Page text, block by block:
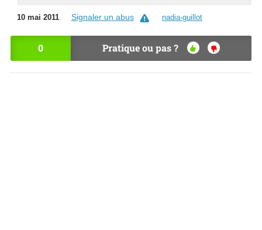
10 mai 2011 Signaler un abus nadia-guillot
0 Pratique ou pas ?
OU
I
NO